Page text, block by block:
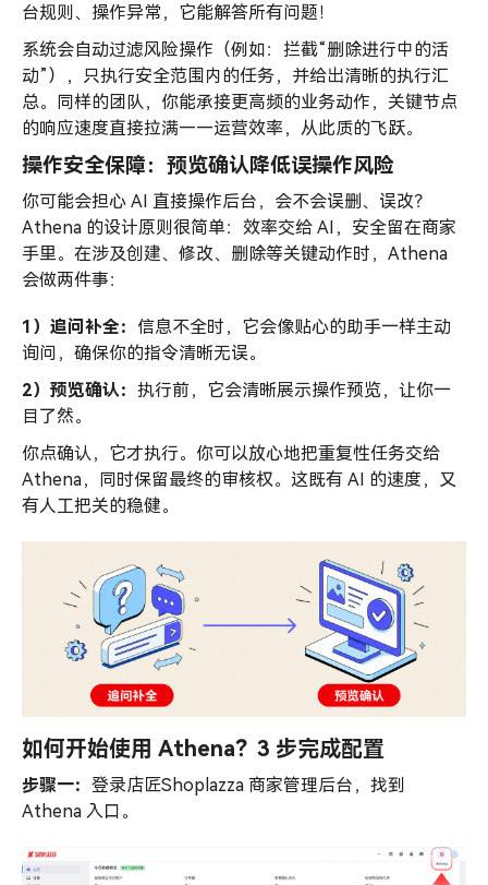
台规则、操作异常，它能解答所有问题！
系统会自动过滤风险操作（例如：拦截“删除进行中的活
动”），只执行安全范围内的任务，并给出清晰的执行汇
总。同样的团队，你能承接更高频的业务动作，关键节点
的响应速度直接拉满——运营效率，从此质的飞跃。
操作安全保障：预览确认降低误操作风险
你可能会担心 AI 直接操作后台，会不会误删、误改？
Athena 的设计原则很简单：效率交给 AI，安全留在商家
手里。在涉及创建、修改、删除等关键动作时，Athena
会做两件事：
1）追问补全： 信息不全时，它会像贴心的助手一样主动
询问，确保你的指令清晰无误。
2）预览确认： 执行前，它会清晰展示操作预览，让你一
目了然。
你点确认，它才执行。你可以放心地把重复性任务交给
Athena，同时保留最终的审核权。这既有 AI 的速度，又
有人工把关的稳健。
如何开始使用 Athena？3 步完成配置
步骤一： 登录店匠Shoplazza 商家管理后台，找到
Athena 入口。